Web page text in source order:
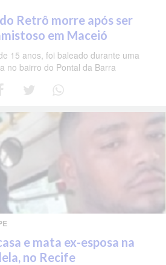
Retrô morre após ser
em Maceió
15 anos, foi baleado durante uma
no bairro do Pontal da Barra
e mata ex-esposa na
no Recife